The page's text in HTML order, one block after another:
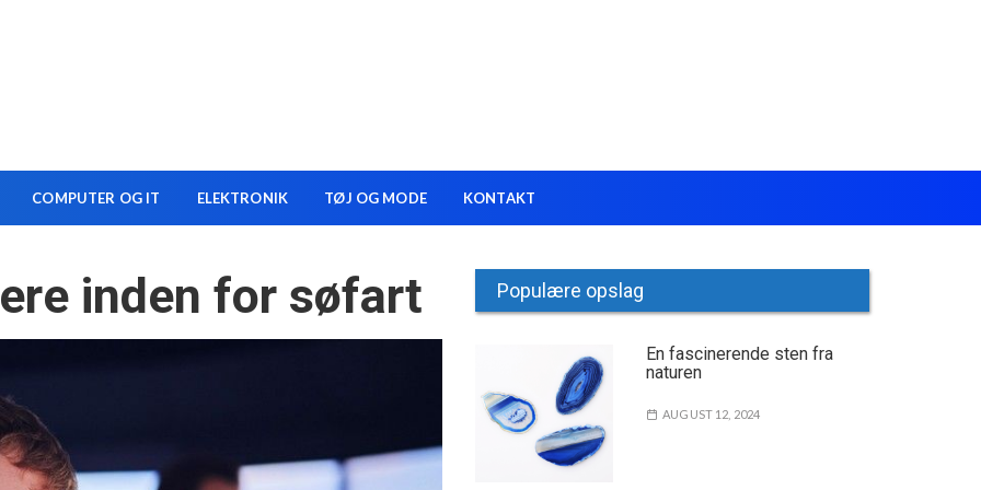
COMPUTER OG IT ELEKTRONIK TØJ OG MODE KONTAKT
inden for søfart Populære opslag
En fascinerende sten fra
naturen
AUGUST 12, 2024